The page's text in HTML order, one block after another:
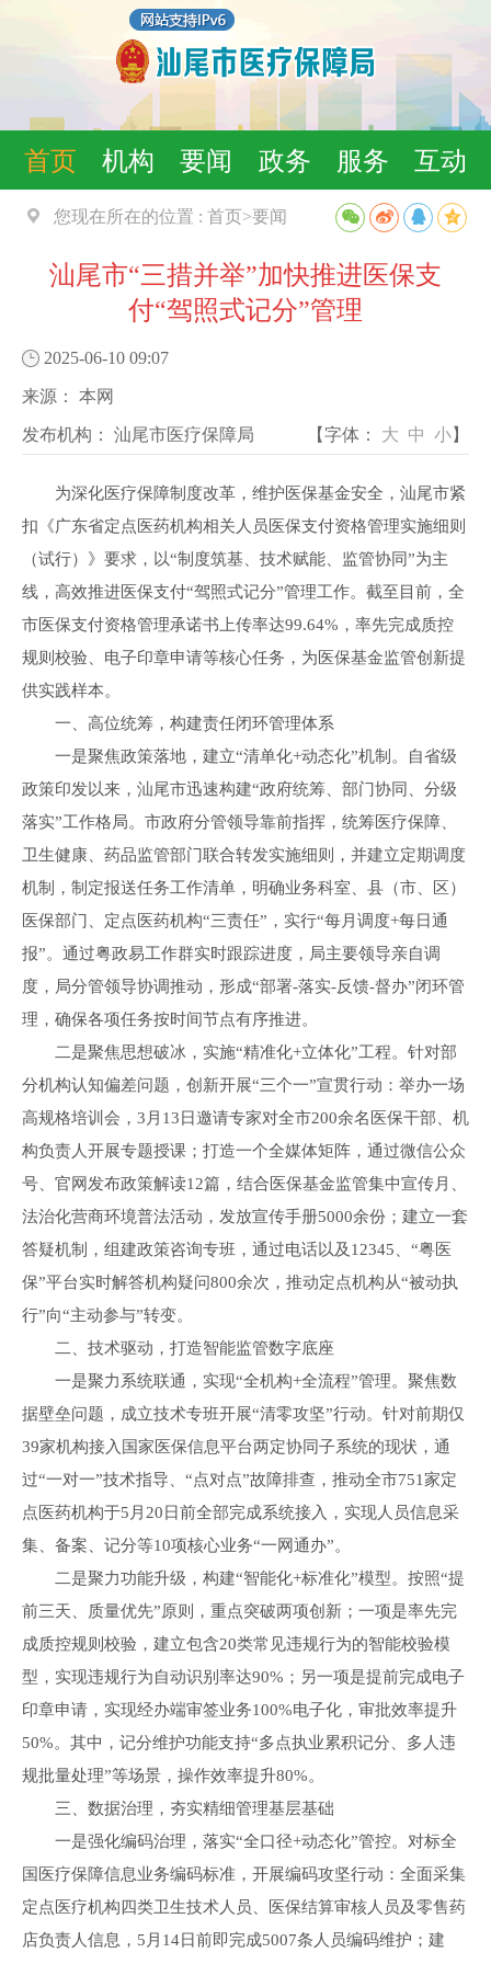
首页 机构 要闻 政务 服务 互动
您现在所在的位置 : 首页>要闻
汕尾市“三措并举”加快推进医保支
付“驾照式记分”管理
2025-06-10 09:07
来源： 本网
发布机构： 汕尾市医疗保障局 【字体： 大 中 小】
为深化医疗保障制度改革，维护医保基金安全，汕尾市紧
扣《广东省定点医药机构相关人员医保支付资格管理实施细则
（试行）》要求，以“制度筑基、技术赋能、监管协同”为主
线，高效推进医保支付“驾照式记分”管理工作。截至目前，全
市医保支付资格管理承诺书上传率达99.64%，率先完成质控
规则校验、电子印章申请等核心任务，为医保基金监管创新提
供实践样本。
一、高位统筹，构建责任闭环管理体系
一是聚焦政策落地，建立“清单化+动态化”机制。自省级
政策印发以来，汕尾市迅速构建“政府统筹、部门协同、分级
落实”工作格局。市政府分管领导靠前指挥，统筹医疗保障、
卫生健康、药品监管部门联合转发实施细则，并建立定期调度
机制，制定报送任务工作清单，明确业务科室、县（市、区）
医保部门、定点医药机构“三责任”，实行“每月调度+每日通
报”。通过粤政易工作群实时跟踪进度，局主要领导亲自调
度，局分管领导协调推动，形成“部署-落实-反馈-督办”闭环管
理，确保各项任务按时间节点有序推进。
二是聚焦思想破冰，实施“精准化+立体化”工程。针对部
分机构认知偏差问题，创新开展“三个一”宣贯行动：举办一场
高规格培训会，3月13日邀请专家对全市200余名医保干部、机
构负责人开展专题授课；打造一个全媒体矩阵，通过微信公众
号、官网发布政策解读12篇，结合医保基金监管集中宣传月、
法治化营商环境普法活动，发放宣传手册5000余份；建立一套
答疑机制，组建政策咨询专班，通过电话以及12345、“粤医
保”平台实时解答机构疑问800余次，推动定点机构从“被动执
行”向“主动参与”转变。
二、技术驱动，打造智能监管数字底座
一是聚力系统联通，实现“全机构+全流程”管理。聚焦数
据壁垒问题，成立技术专班开展“清零攻坚”行动。针对前期仅
39家机构接入国家医保信息平台两定协同子系统的现状，通
过“一对一”技术指导、“点对点”故障排查，推动全市751家定
点医药机构于5月20日前全部完成系统接入，实现人员信息采
集、备案、记分等10项核心业务“一网通办”。
二是聚力功能升级，构建“智能化+标准化”模型。按照“提
前三天、质量优先”原则，重点突破两项创新；一项是率先完
成质控规则校验，建立包含20类常见违规行为的智能校验模
型，实现违规行为自动识别率达90%；另一项是提前完成电子
印章申请，实现经办端审签业务100%电子化，审批效率提升
50%。其中，记分维护功能支持“多点执业累积记分、多人违
规批量处理”等场景，操作效率提升80%。
三、数据治理，夯实精细管理基层基础
一是强化编码治理，落实“全口径+动态化”管控。对标全
国医疗保障信息业务编码标准，开展编码攻坚行动：全面采集
定点医疗机构四类卫生技术人员、医保结算审核人员及零售药
店负责人信息，5月14日前即完成5007条人员编码维护；建